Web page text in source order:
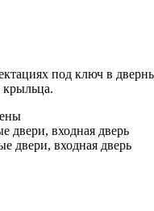
под ключ в
крыльца.
двери, входная дверь
двери, входная дверь